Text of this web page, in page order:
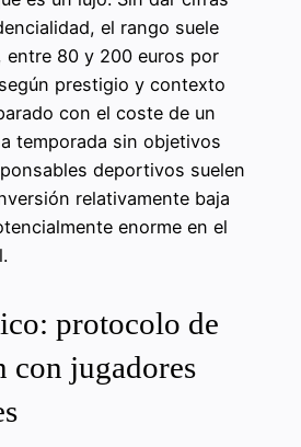
el rango suele
entre 80 y 200 euros por
prestigio y contexto
con el coste de un
temporada sin objetivos
deportivos suelen
relativamente baja
enorme en el
protocolo de
con jugadores